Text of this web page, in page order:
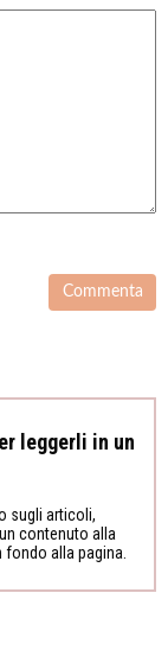
leggerli in un
sugli articoli,
contenuto alla
fondo alla pagina.